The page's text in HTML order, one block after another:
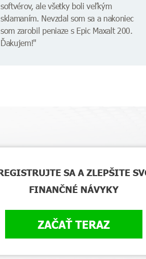
softvérov, ale všetky boli veľkým
sklamaním. Nevzdal som sa a nakoniec
som zarobil peniaze s Epic Maxalt 200.
Ďakujem!"
SA A ZLEPŠITE
FINANČNÉ NÁVYKY
ZAČAŤ TERAZ